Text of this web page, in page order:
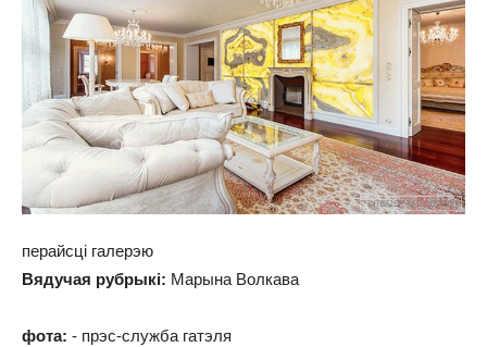
перайсці галерэю
Вядучая рубрыкі: Марына Волкава
фота: - прэс-служба гатэля